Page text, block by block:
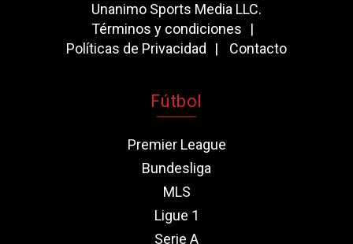
Unanimo Sports Media LLC.
Términos y condiciones
Políticas de Privacidad
Contacto
Fútbol
Premier League
Bundesliga
MLS
Ligue 1
Serie A